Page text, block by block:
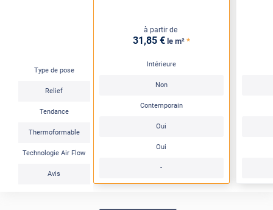
Type de pose
Relief
Tendance
Thermoformable
Technologie Air Flow
Avis
à partir de
31 ,85 € le m² *
Intérieure
Non
Contemporain
Oui
Oui
-